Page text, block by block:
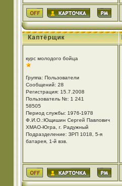
Каптёрщик
курс молодого бойца
Группа: Пользователи
Сообщений: 28
Регистрация: 15.7.2008
Пользователь №: 1 241
58505
Период службы: 1976-1978
Ф.И.О.:Ющишин Сергей Павлович
ХМАО-Югра, г. Радужный
Подразделение: ЗРП 1018, 5-я
батарея, 1-й взв.